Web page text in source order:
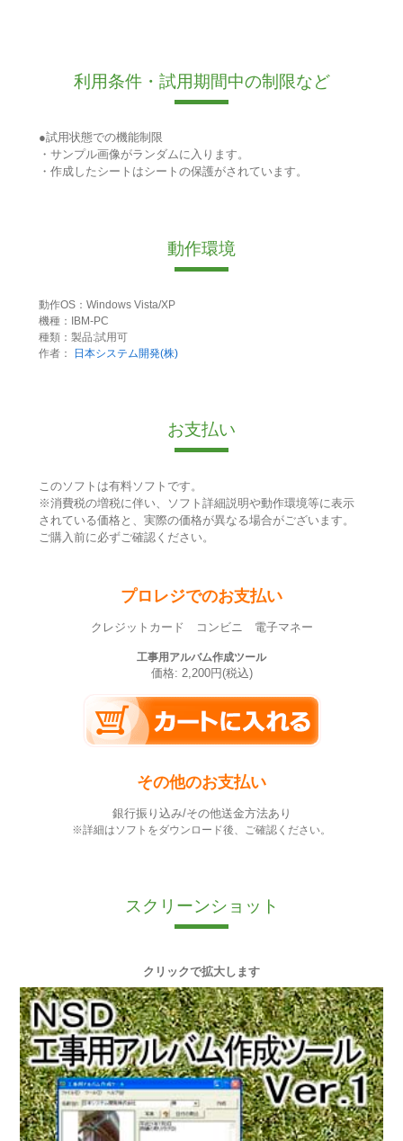
利用条件・試用期間中の制限など
●試用状態での機能制限
・サンプル画像がランダムに入ります。
・作成したシートはシートの保護がされています。
動作環境
動作OS：Windows Vista/XP
機種：IBM-PC
種類：製品:試用可
作者：
日本システム開発(株)
お支払い
このソフトは有料ソフトです。
※消費税の増税に伴い、ソフト詳細説明や動作環境等に表示
されている価格と、実際の価格が異なる場合がございます。
ご購入前に必ずご確認ください。
プロレジでのお支払い
クレジットカード コンビニ 電子マネー
工事用アルバム作成ツール
価格: 2,200円(税込)
その他のお支払い
銀行振り込み/その他送金方法あり
※詳細はソフトをダウンロード後、ご確認ください。
スクリーンショット
クリックで拡大します